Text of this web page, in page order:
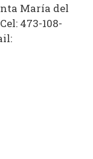
María del
473-108-